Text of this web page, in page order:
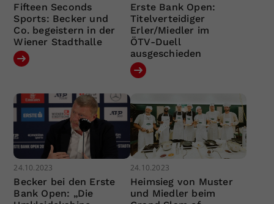
Fifteen Seconds
Sports: Becker und
Co. begeistern in der
Wiener Stadthalle
Erste Bank Open:
Titelverteidiger
Erler/Miedler im
ÖTV-Duell
ausgeschieden
24.10.2023
Becker bei den Erste
Bank Open: „Die
24.10.2023
Heimsieg von Muster
und Miedler beim